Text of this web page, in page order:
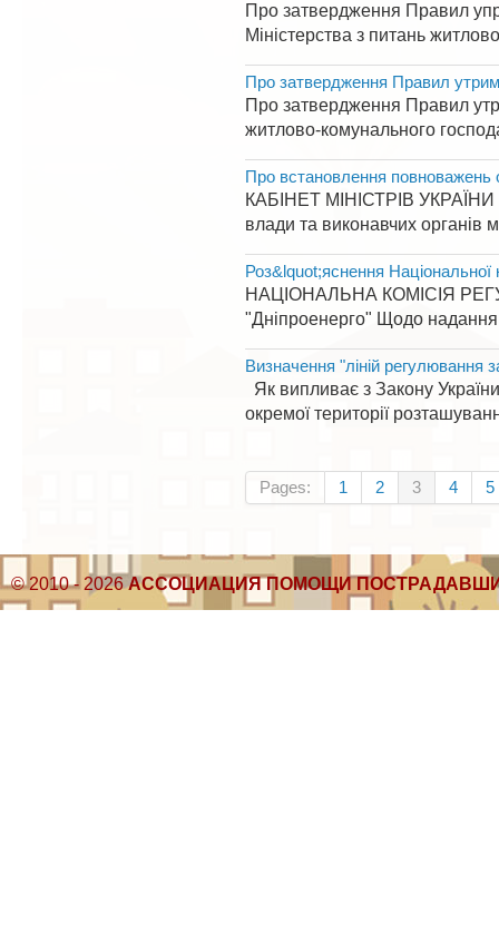
Про затвердження Правил
Міністерства з питань
Про затвердження Правил
Про затвердження Правил
житлово-комунального
Про встановлення повноважень
КАБІНЕТ МІНІСТРІВ УКРАЇНИ
влади та виконавчих органів
Роз&lquot;яснення Національної
НАЦІОНАЛЬНА КОМІСІЯ
"Дніпроенерго" Щодо
Визначення "ліній регулювання
Як випливає з Закону
окремої території
Pages: 1 2 3 4 5
© 2010 - 2026АССОЦИАЦИЯ ПОМОЩИ